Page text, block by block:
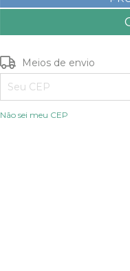
Entregas para o CEP:
Meios de envio
Não sei meu CEP